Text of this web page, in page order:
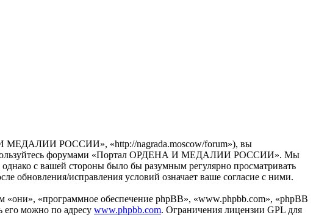
РОССИИ», «http://nagrada.moscow/forum»), вы
не пользуйтесь форумами «Портал ОРДЕНА И МЕДАЛИИ РОССИИ». Мы
с вашей стороны было бы разумным регулярно просматривать
исправления условий означает ваше согласие с ними.
«программное обеспечение phpBB», «www.phpbb.com», «phpBB
его можно по адресу www.phpbb.com. Ограничения лицензии GPL для